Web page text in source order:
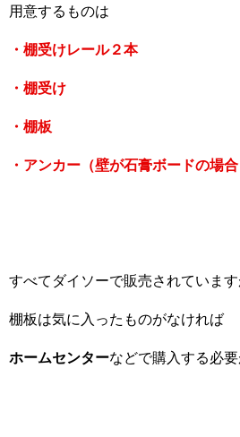
用意するものは
・棚受けレール２本
・棚受け
・棚板
・アンカー（壁が石膏ボードの場合
すべてダイソーで販売されています
棚板は気に入ったものがなければ
ホームセンターなどで購入する必要